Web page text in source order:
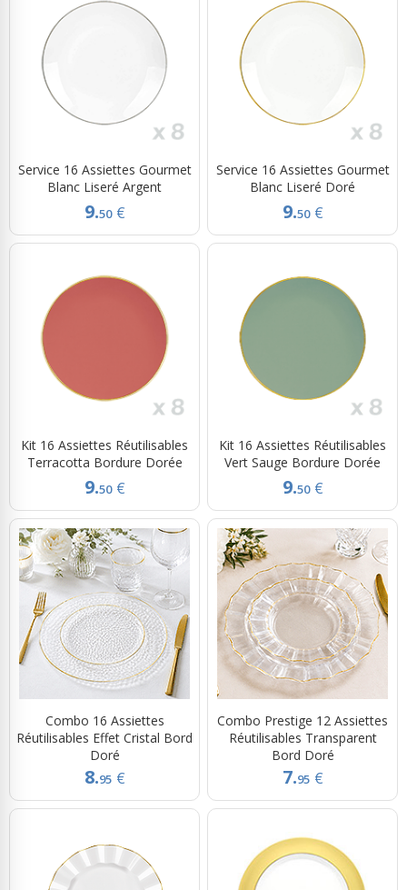
Service 16 Assiettes Gourmet
Blanc Liseré Argent
9.50 €
Service 16 Assiettes Gourmet
Blanc Liseré Doré
9.50 €
Kit 16 Assiettes Réutilisables
Terracotta Bordure Dorée
9.50 €
Kit 16 Assiettes Réutilisables
Vert Sauge Bordure Dorée
9.50 €
Combo 16 Assiettes
Réutilisables Effet Cristal Bord
Doré
8.95 €
Combo Prestige 12 Assiettes
Réutilisables Transparent
Bord Doré
7.95 €